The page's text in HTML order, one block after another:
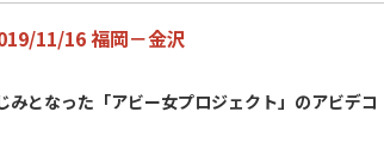
11/16 福岡－金沢
みとなった「アビー女プロジェクト」のアビデコ